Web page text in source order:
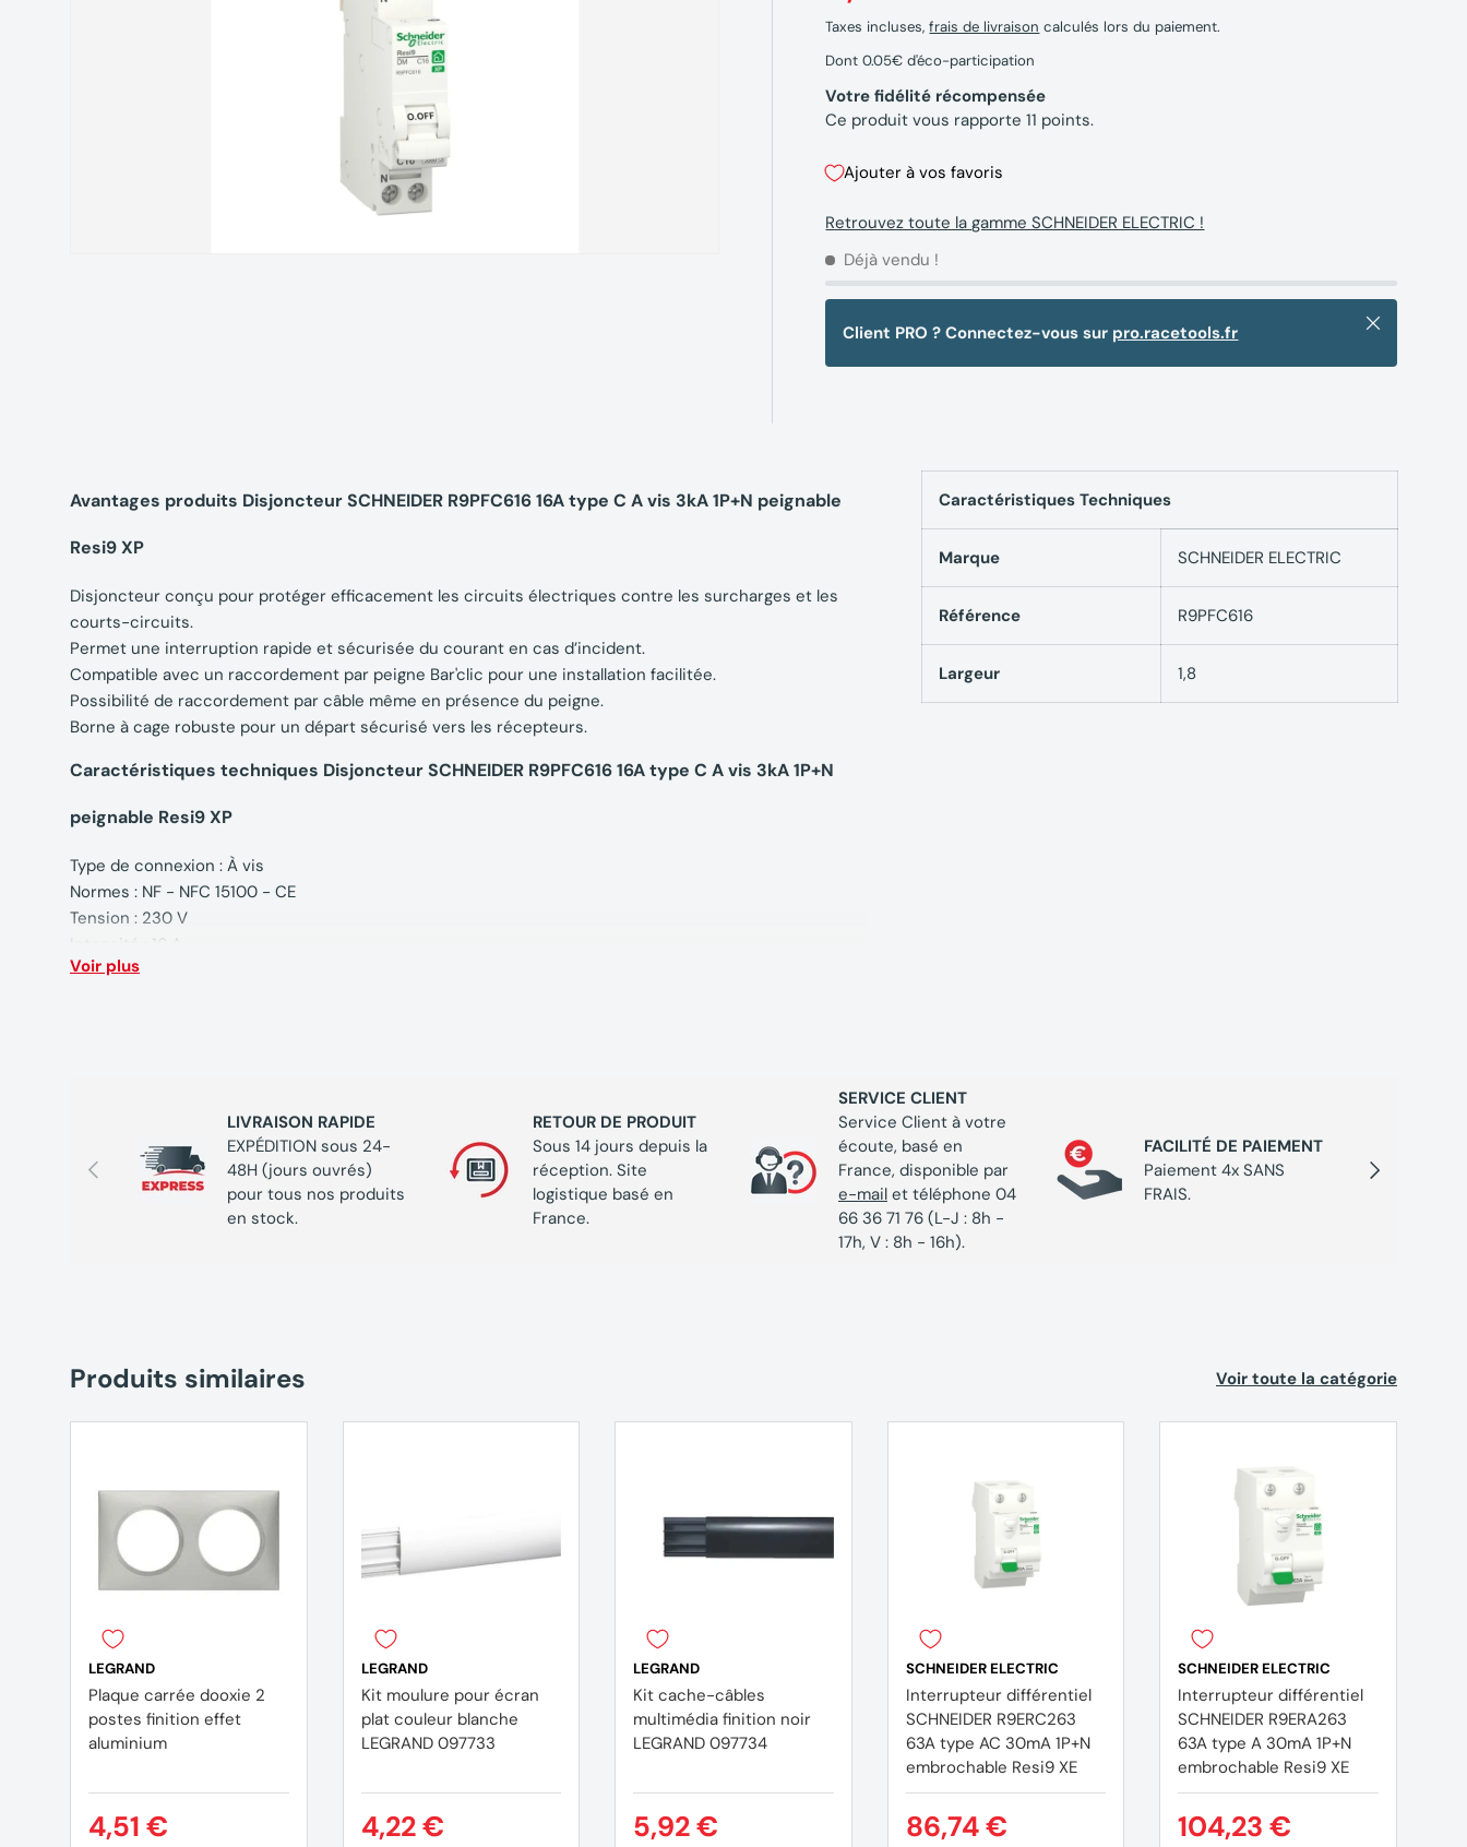
Taxes incluses,frais de livraison calculés lors du paiement.
Dont 0.05€ d'éco-participation
Votre fidélité récompensée
Ce produit vous rapporte11 points.
Ajouter à vos favoris
Retrouvez toute la gamme SCHNEIDER ELECTRIC !
Déjà vendu !
Client PRO ? Connectez-vous sur pro.racetools.fr Fermer
Avantages produits Disjoncteur SCHNEIDER R9PFC616 16A type C A vis 3kA 1P+N peignable
Resi9 XP
Disjoncteur conçu pour protéger efficacement les circuits électriques contre les surcharges et les
courts-circuits.
Permet une interruption rapide et sécurisée du courant en cas d’incident.
Compatible avec un raccordement par peigne Bar'clic pour une installation facilitée.
Possibilité de raccordement par câble même en présence du peigne.
Borne à cage robuste pour un départ sécurisé vers les récepteurs.
Caractéristiques techniques Disjoncteur SCHNEIDER R9PFC616 16A type C A vis 3kA 1P+N
peignable Resi9 XP
Type de connexion : À vis
Normes : NF - NFC 15100 - CE
Tension : 230 V
Intensité : 16 A
Nombre de modules : 1
Voir plus
Caractéristiques Techniques
Marque SCHNEIDER ELECTRIC
Référence R9PFC616
Largeur 1,8
Précédent Suivant
LIVRAISON RAPIDE
EXPÉDITION sous 24-
48H (jours ouvrés)
pour tous nos produits
en stock.
RETOUR DE PRODUIT
Sous 14 jours depuis la
réception. Site
logistique basé en
France.
SERVICE CLIENT
Service Client à votre
écoute, basé en
France, disponible par
e-mail et téléphone 04
66 36 71 76 (L-J : 8h -
17h, V : 8h - 16h).
FACILITÉ DE PAIEMENT
Paiement 4x SANS
FRAIS.
Produits similaires Voir toute la catégorie
LEGRAND
Plaque carrée dooxie 2
postes finition effet
aluminium
4,51 €
LEGRAND
Kit moulure pour écran
plat couleur blanche
LEGRAND 097733
4,22 €
LEGRAND
Kit cache-câbles
multimédia finition noir
LEGRAND 097734
5,92 €
SCHNEIDER ELECTRIC
Interrupteur différentiel
SCHNEIDER R9ERC263
63A type AC 30mA 1P+N
embrochable Resi9 XE
86,74 €
SCHNEIDER ELECTRIC
Interrupteur différentiel
SCHNEIDER R9ERA263
63A type A 30mA 1P+N
embrochable Resi9 XE
104,23 €